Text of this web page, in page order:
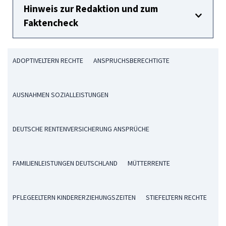
Hinweis zur Redaktion und zum
Faktencheck
ADOPTIVELTERN RECHTE ANSPRUCHSBERECHTIGTE
AUSNAHMEN SOZIALLEISTUNGEN
DEUTSCHE RENTENVERSICHERUNG ANSPRÜCHE
FAMILIENLEISTUNGEN DEUTSCHLAND MÜTTERRENTE
PFLEGEELTERN KINDERERZIEHUNGSZEITEN STIEFELTERN RECHTE